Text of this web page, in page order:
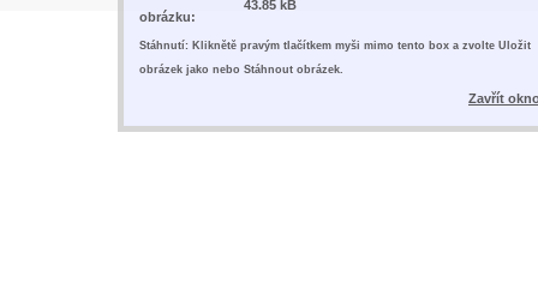
obrázku:
43.85 kB
Stáhnutí: Kliknětě pravým tlačítkem myši mimo tento box a zvolte Uložit
obrázek jako nebo Stáhnout obrázek.
Zavřít